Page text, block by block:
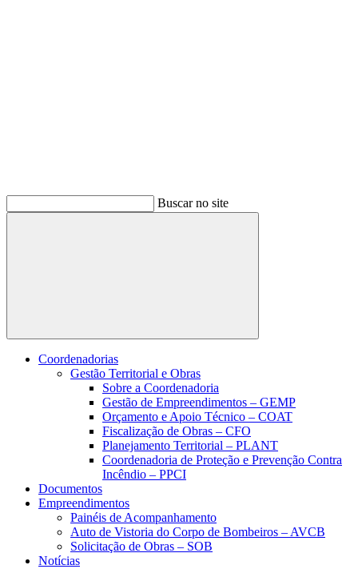
Buscar no site
Buscar
Coordenadorias
Gestão Territorial e Obras
Sobre a Coordenadoria
Gestão de Empreendimentos – GEMP
Orçamento e Apoio Técnico – COAT
Fiscalização de Obras – CFO
Planejamento Territorial – PLANT
Coordenadoria de Proteção e Prevenção Contra
Incêndio – PPCI
Documentos
Empreendimentos
Painéis de Acompanhamento
Auto de Vistoria do Corpo de Bombeiros – AVCB
Solicitação de Obras – SOB
Notícias